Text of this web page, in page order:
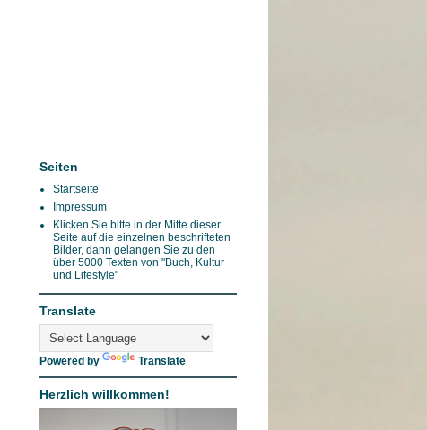
Seiten
Startseite
Impressum
Klicken Sie bitte in der Mitte dieser
Seite auf die einzelnen beschrifteten
Bilder, dann gelangen Sie zu den
über 5000 Texten von "Buch, Kultur
und Lifestyle"
Translate
Powered by Translate
Herzlich willkommen!